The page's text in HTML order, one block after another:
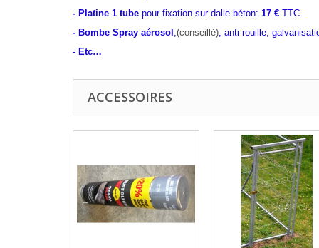
- Platine 1 tube pour fixation sur dalle béton: 17 € TTC
- Bombe Spray aérosol ,(conseillé), anti-rouille,
- Etc…
ACCESSOIRES